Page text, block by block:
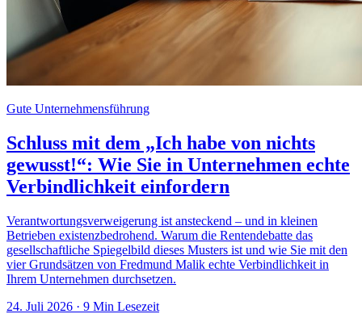
Gute Unternehmensführung
Schluss mit dem „Ich habe von nichts
gewusst!“: Wie Sie in Unternehmen echte
Verbindlichkeit einfordern
Verantwortungsverweigerung ist ansteckend – und in kleinen
Betrieben existenzbedrohend. Warum die Rentendebatte das
gesellschaftliche Spiegelbild dieses Musters ist und wie Sie mit den
vier Grundsätzen von Fredmund Malik echte Verbindlichkeit in
Ihrem Unternehmen durchsetzen.
24. Juli 2026 · 9 Min Lesezeit